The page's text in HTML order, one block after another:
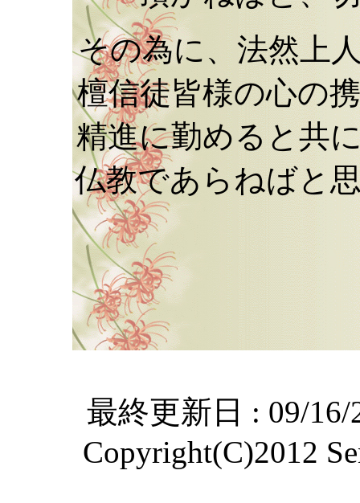
その為に、法然上
檀信徒皆様の心の
精進に勤めると共
仏教であらねばと
最終更新日 :
Copyright(C)2012